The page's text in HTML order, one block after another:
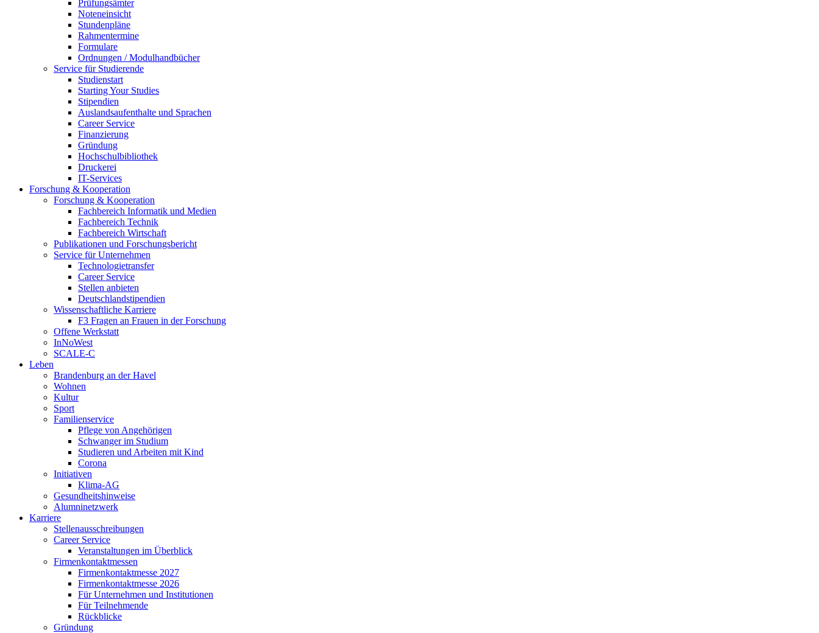
Prüfungsämter
Noteneinsicht
Stundenpläne
Rahmentermine
Formulare
Ordnungen / Modulhandbücher
Service für Studierende
Studienstart
Starting Your Studies
Stipendien
Auslandsaufenthalte und Sprachen
Career Service
Finanzierung
Gründung
Hochschulbibliothek
Druckerei
IT-Services
Forschung & Kooperation
Forschung & Kooperation
Fachbereich Informatik und Medien
Fachbereich Technik
Fachbereich Wirtschaft
Publikationen und Forschungsbericht
Service für Unternehmen
Technologietransfer
Career Service
Stellen anbieten
Deutschlandstipendien
Wissenschaftliche Karriere
F3 Fragen an Frauen in der Forschung
Offene Werkstatt
InNoWest
SCALE-C
Leben
Brandenburg an der Havel
Wohnen
Kultur
Sport
Familienservice
Pflege von Angehörigen
Schwanger im Studium
Studieren und Arbeiten mit Kind
Corona
Initiativen
Klima-AG
Gesundheitshinweise
Alumninetzwerk
Karriere
Stellenausschreibungen
Career Service
Veranstaltungen im Überblick
Firmenkontaktmessen
Firmenkontaktmesse 2027
Firmenkontaktmesse 2026
Für Unternehmen und Institutionen
Für Teilnehmende
Rückblicke
Gründung